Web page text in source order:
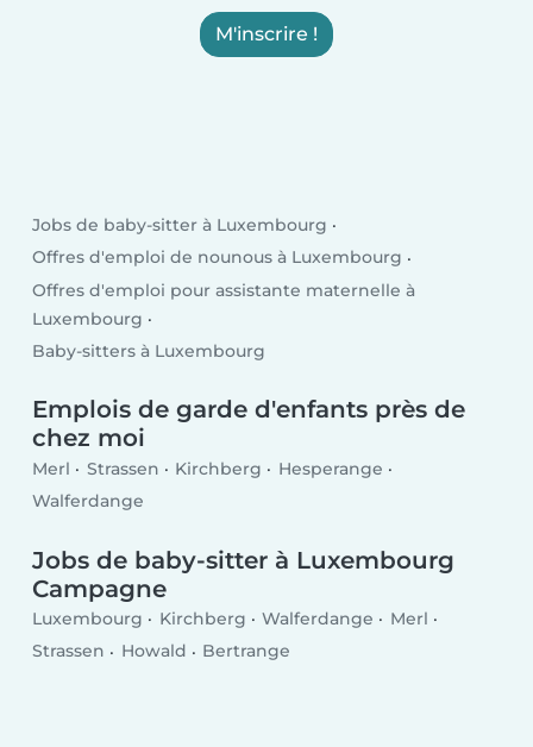
M'inscrire !
Jobs de baby-sitter à Luxembourg
Offres d'emploi de nounous à Luxembourg
Offres d'emploi pour assistante maternelle à
Luxembourg
Baby-sitters à Luxembourg
Emplois de garde d'enfants près de
chez moi
Merl Strassen Kirchberg
Hesperange
Walferdange
Jobs de baby-sitter à Luxembourg
Campagne
Luxembourg Kirchberg Walferdange
Merl
Strassen
Howald Bertrange